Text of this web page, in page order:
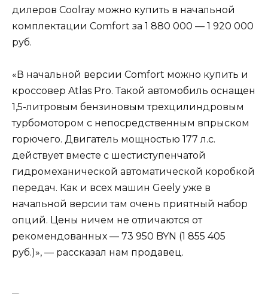
дилеров Coolray можно купить в начальной
комплектации Comfort за 1 880 000 — 1 920 000
руб.
«В начальной версии Comfort можно купить и
кроссовер Atlas Pro. Такой автомобиль оснащен
1,5-литровым бензиновым трехцилиндровым
турбомотором с непосредственным впрыском
горючего. Двигатель мощностью 177 л.с.
действует вместе с шестиступенчатой
гидромеханической автоматической коробкой
передач. Как и всех машин Geely уже в
начальной версии там очень приятный набор
опций. Цены ничем не отличаются от
рекомендованных — 73 950 BYN (1 855 405
руб.)», — рассказал нам продавец.